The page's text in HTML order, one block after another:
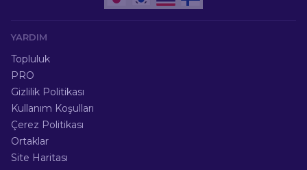
YARDIM
Topluluk
PRO
Gizlilik Politikası
Kullanım Koşulları
Çerez Politikası
Ortaklar
Site Haritası